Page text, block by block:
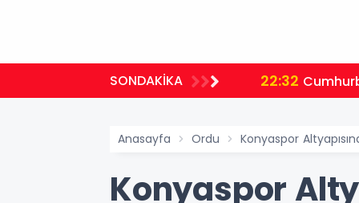
SONDAKİKA 22:32
Anasayfa Ordu Konyaspor
Konyaspor